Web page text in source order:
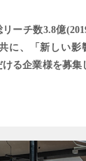
ーチ数3.8億
に、「新しい影
る企業様を募集